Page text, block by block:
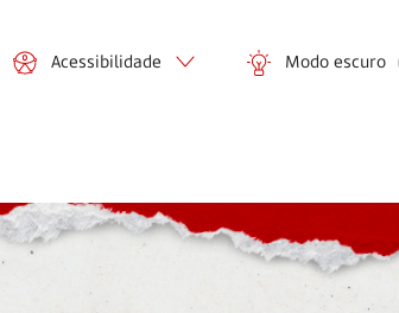
Acessibilidade Modo escuro